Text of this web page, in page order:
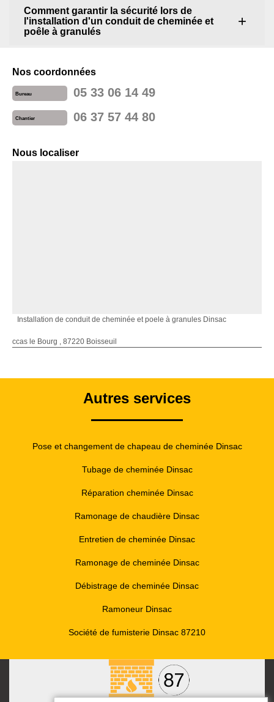
Comment garantir la sécurité lors de
l'installation d'un conduit de cheminée et
poêle à granulés
Nos coordonnées
Bureau 05 33 06 14 49
Chantier 06 37 57 44 80
Nous localiser
Installation de conduit de cheminée et poele à granules Dinsac
ccas le Bourg , 87220 Boisseuil
Autres services
Pose et changement de chapeau de cheminée Dinsac
Tubage de cheminée Dinsac
Réparation cheminée Dinsac
Ramonage de chaudière Dinsac
Entretien de cheminée Dinsac
Ramonage de cheminée Dinsac
Débistrage de cheminée Dinsac
Ramoneur Dinsac
Société de fumisterie Dinsac 87210